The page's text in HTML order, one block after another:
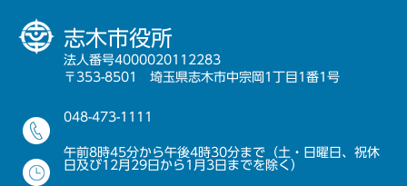
志木市役所
法人番号4000020112283
〒353-8501 埼玉県志木市中宗岡1丁目1番1号
048-473-1111
午前8時45分から午後4時30分まで（土・日曜日、祝休
日及び12月29日から1月3日までを除く）